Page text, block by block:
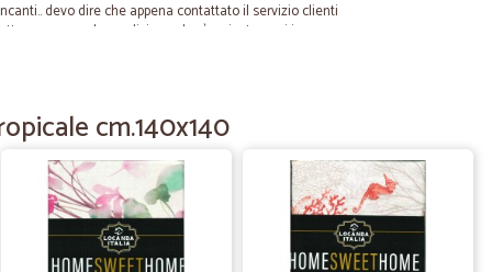
devo dire che appena contattato il servizio clienti
una seconda spedizione che è arrivata oggi in
14/05/2021
V.
cm.140x140